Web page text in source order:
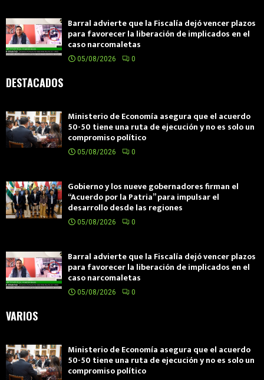
Barral advierte que la Fiscalía dejó vencer plazos
para favorecer la liberación de implicados en el
caso narcomaletas
05/08/2026 0
DESTACADOS
Ministerio de Economía asegura que el acuerdo
50-50 tiene una ruta de ejecución y no es solo un
compromiso político
05/08/2026 0
Gobierno y los nueve gobernadores firman el
“Acuerdo por la Patria” para impulsar el
desarrollo desde las regiones
05/08/2026 0
Barral advierte que la Fiscalía dejó vencer plazos
para favorecer la liberación de implicados en el
caso narcomaletas
05/08/2026 0
VARIOS
Ministerio de Economía asegura que el acuerdo
50-50 tiene una ruta de ejecución y no es solo un
compromiso político